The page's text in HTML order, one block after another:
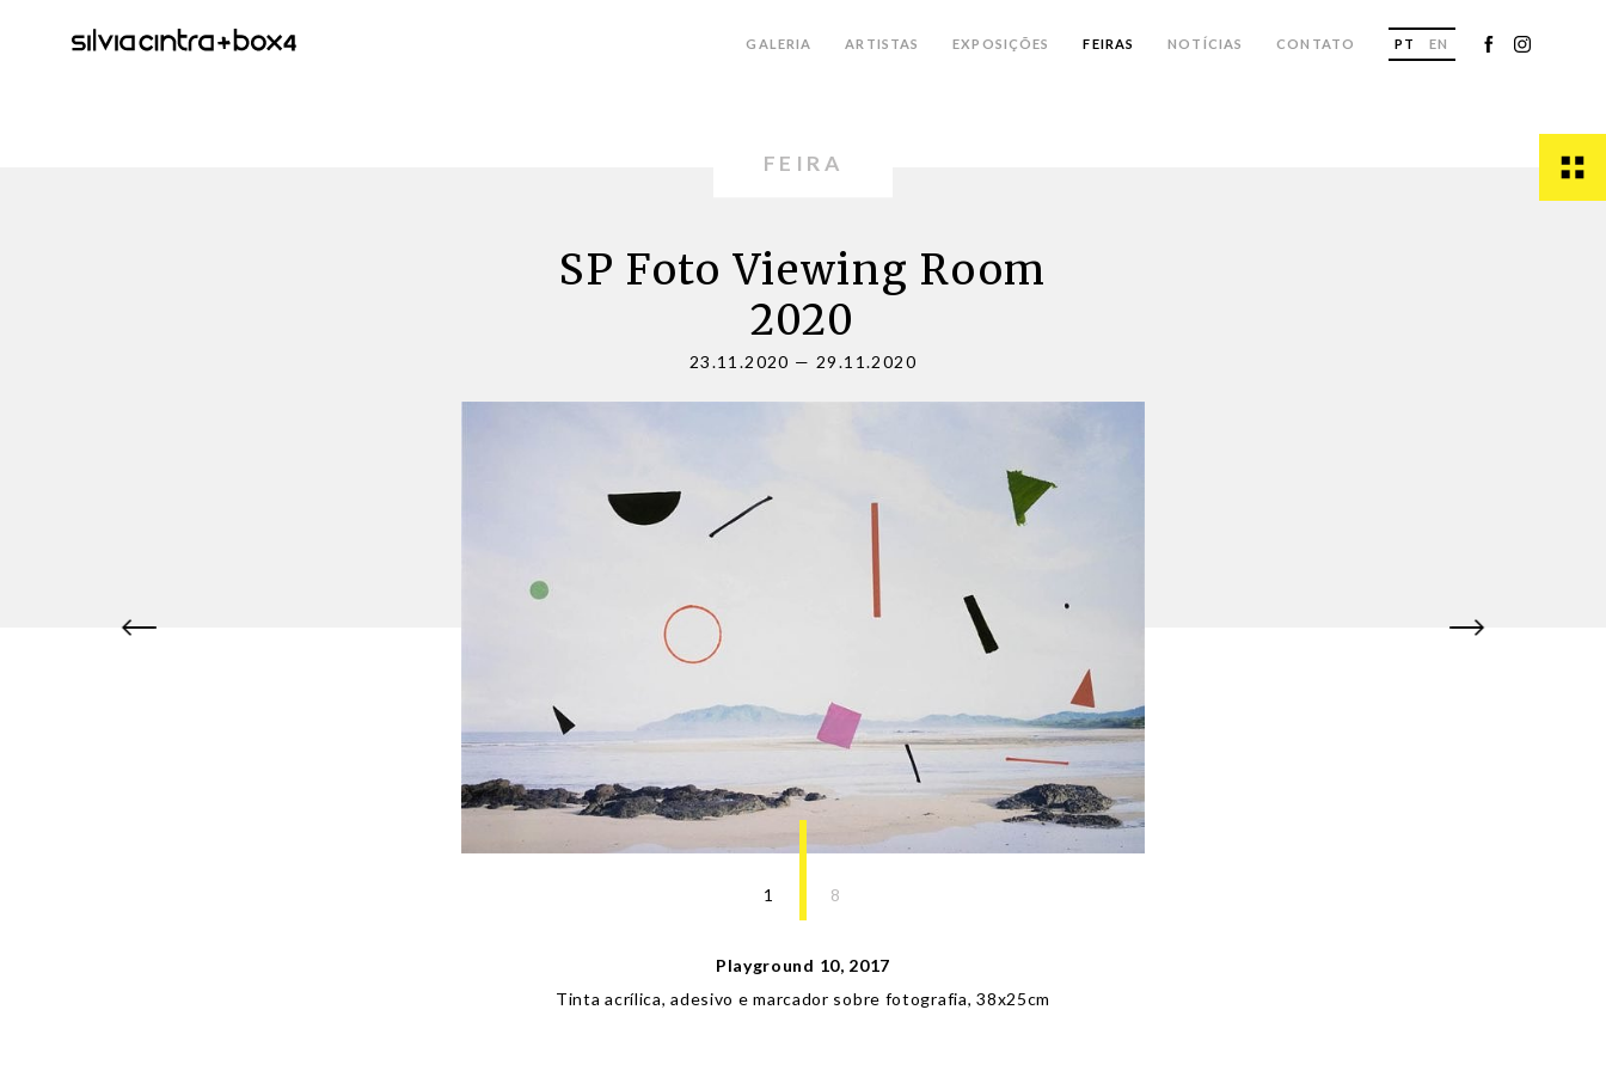
GALERIA ARTISTAS EXPOSIÇÕES FEIRAS NOTÍCIAS CONTATO PT EN
FEIRA
SP Foto Viewing Room
2020
23.11.2020 — 29.11.2020
1 8
Playground 10, 2017
Tinta acrílica, adesivo e marcador sobre fotografia,38x25cm